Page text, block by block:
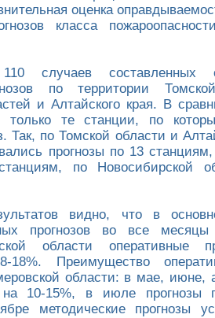
оценка
класса
случаев составленных
по территории
и Алтайского края. В
только те станции, по
Так, по Томской области и
прогнозы по 13
по Новосибирской
видно, что в
прогнозов во все месяцы
области оперативные
18%. Преимущество
области: в мае, июне,
на 10-15%, в июле прогнозы
методические прогнозы